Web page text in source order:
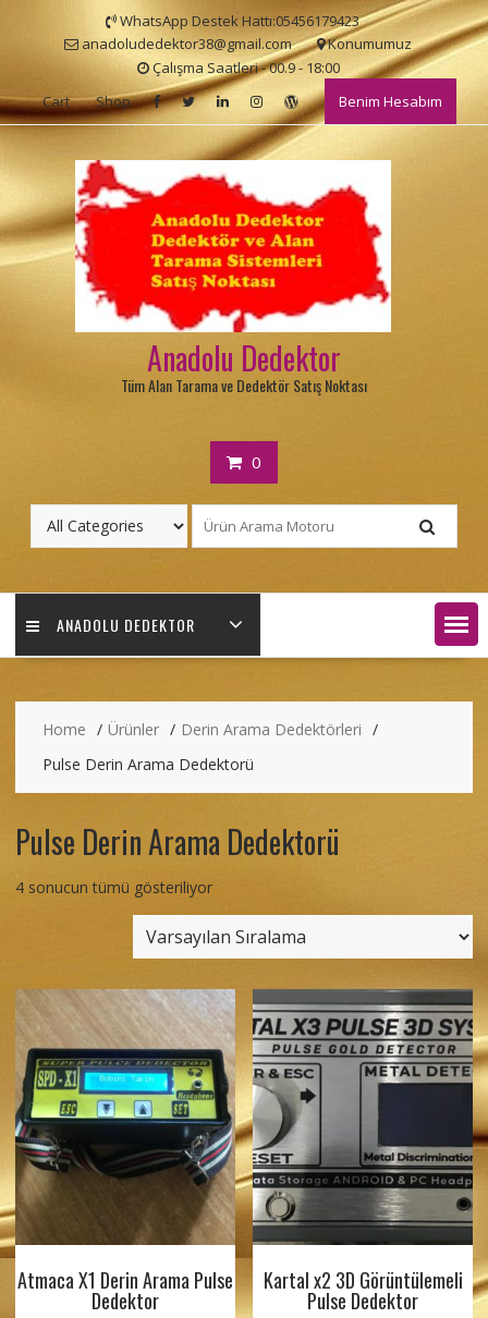
WhatsApp Destek Hattı:05456179423
anadoludedektor38@gmail.com
Konumumuz
Çalışma Saatleri - 00.9 - 18:00
Cart
Shop Benim Hesabım
Anadolu Dedektor
Tüm Alan Tarama ve Dedektör Satış Noktası
0
ANADOLU DEDEKTOR
Home Ürünler
Derin Arama Dedektörleri
Pulse Derin Arama Dedektorü
Pulse Derin Arama Dedektorü
4 sonucun tümü gösteriliyor
Atmaca X1 Derin Arama Pulse
Dedektor
Kartal x2 3D Görüntülemeli
Pulse Dedektor